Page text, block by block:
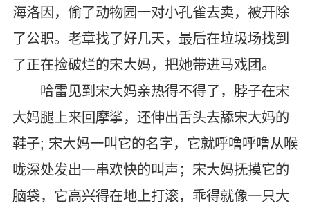
海洛因，偷了动物园一对小孔雀去卖，被开除
了公职。老章找了好几天，最后在垃圾场找到
了正在捡破烂的宋大妈，把她带进马戏团。
哈雷见到宋大妈亲热得不得了，脖子在宋
大妈腿上来回摩挲，还伸出舌头去舔宋大妈的
鞋子; 宋大妈一叫它的名字，它就呼噜呼噜从喉
咙深处发出一串欢快的叫声；宋大妈抚摸它的
脑袋，它高兴得在地上打滚，乖得就像一只大